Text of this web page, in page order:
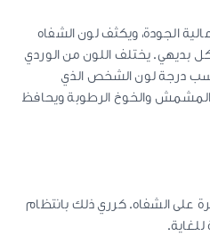
الجودة، ويكثف لون الشفاه
بديهي. يختلف اللون من الوردي
حسب درجة لون الشخص الذي
والخوخ الرطوبة ويحافظ
على الشفاه. كرري ذلك بانتظام